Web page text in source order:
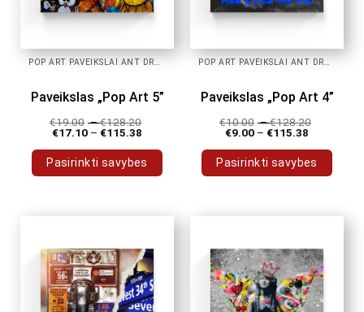
page
page
Paveikslas „Pop Art 5”
€19.00 –€128.20
€17.10 – €115.38
Pasirinkti savybes
variants.
The
options
may
Paveikslas „Pop Art 4”
€10.00 –€128.20
€9.00 – €115.38
Pasirinkti savybes
variants.
The
options
may